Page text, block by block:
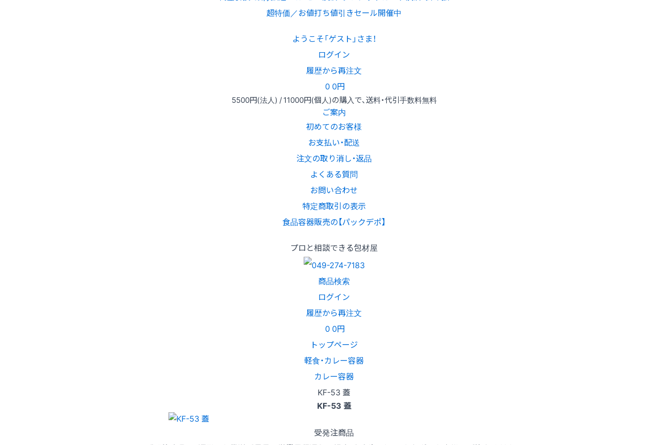
超特価／お値打ち値引きセール開催中
ようこそ「ゲスト」さま！
ログイン
履歴から再注文
0 0円
5500円(法人) /11000円(個人)の購入で、送料・代引手数料無料
ご案内
初めてのお客様
お支払い・配送
注文の取り消し・返品
よくある質問
お問い合わせ
特定商取引の表示
食品容器販売の【パックデポ】
プロと相談できる包材屋
商品検索
ログイン
履歴から再注文
0 0円
トップページ
軽食・カレー容器
カレー容器
KF-53 蓋
KF-53 蓋
受発注商品